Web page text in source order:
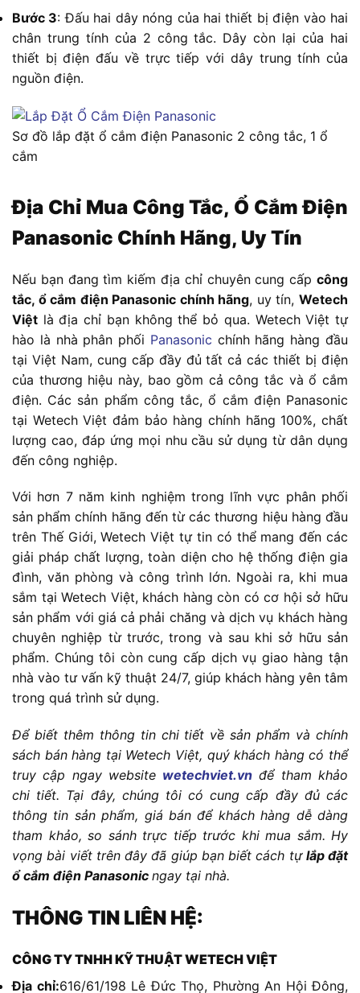
Bước 3: Đấu hai dây nóng của hai thiết bị điện vào hai
chân trung tính của 2 công tắc. Dây còn lại của hai
thiết bị điện đấu về trực tiếp với dây trung tính của
nguồn điện.
Sơ đồ lắp đặt ổ cắm điện Panasonic 2 công tắc, 1 ổ
cắm
Địa Chỉ Mua Công Tắc, Ổ Cắm Điện
Panasonic Chính Hãng, Uy Tín
Nếu bạn đang tìm kiếm địa chỉ chuyên cung cấp công
tắc, ổ cắm điện Panasonic chính hãng, uy tín,Wetech
Việt là địa chỉ bạn không thể bỏ qua. Wetech Việt tự
hào là nhà phân phối Panasonic chính hãng hàng đầu
tại Việt Nam, cung cấp đầy đủ tất cả các thiết bị điện
của thương hiệu này, bao gồm cả công tắc và ổ cắm
điện. Các sản phẩm công tắc, ổ cắm điện Panasonic
tại Wetech Việt đảm bảo hàng chính hãng 100%, chất
lượng cao, đáp ứng mọi nhu cầu sử dụng từ dân dụng
đến công nghiệp.
Với hơn 7 năm kinh nghiệm trong lĩnh vực phân phối
sản phẩm chính hãng đến từ các thương hiệu hàng đầu
trên Thế Giới, Wetech Việt tự tin có thể mang đến các
giải pháp chất lượng, toàn diện cho hệ thống điện gia
đình, văn phòng và công trình lớn. Ngoài ra, khi mua
sắm tại Wetech Việt, khách hàng còn có cơ hội sở hữu
sản phẩm với giá cả phải chăng và dịch vụ khách hàng
chuyên nghiệp từ trước, trong và sau khi sở hữu sản
phẩm. Chúng tôi còn cung cấp dịch vụ giao hàng tận
nhà vào tư vấn kỹ thuật 24/7, giúp khách hàng yên tâm
trong quá trình sử dụng.
Để biết thêm thông tin chi tiết về sản phẩm và chính
sách bán hàng tại Wetech Việt, quý khách hàng có thể
truy cập ngay website wetechviet.vn để tham khảo
chi tiết. Tại đây, chúng tôi có cung cấp đầy đủ các
thông tin sản phẩm, giá bán để khách hàng dễ dàng
tham khảo, so sánh trực tiếp trước khi mua sắm. Hy
vọng bài viết trên đây đã giúp bạn biết cách tự lắp đặt
ổ cắm điện Panasonic ngay tại nhà.
THÔNG TIN LIÊN HỆ:
CÔNG TY TNHH KỸ THUẬT WETECH VIỆT
Địa chỉ:616/61/198 Lê Đức Thọ, Phường An Hội Đông,